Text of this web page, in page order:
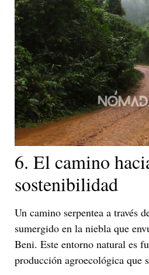
6. El camino
sostenibilidad
Un camino serpentea a través
sumergido en la niebla que
Beni. Este entorno natural es
producción agroecológica que